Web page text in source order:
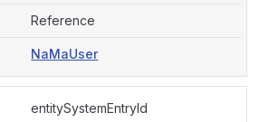
Reference
NaMaUser
entitySystemEntryId